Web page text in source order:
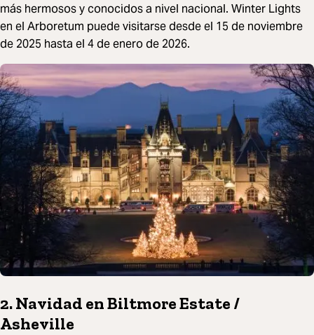
más hermosos y conocidos a nivel nacional. Winter Lights
en el Arboretum puede visitarse desde el 15 de noviembre
de 2025 hasta el 4 de enero de 2026.
2. Navidad en Biltmore Estate /
Asheville